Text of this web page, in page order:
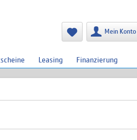
Mein Konto
Leasing Finanzierung